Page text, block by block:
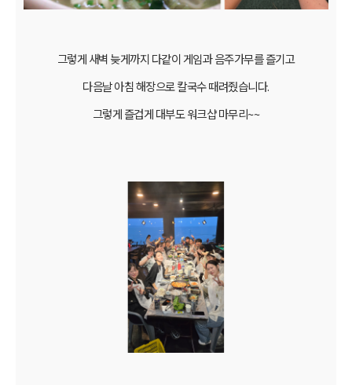
그렇게 새벽 늦게까지 다같이 게임과 음주가무를 즐기고
다음날 아침 해장으로 칼국수 때려줬습니다.
그렇게 즐겁게 대부도 워크샵 마무리~~